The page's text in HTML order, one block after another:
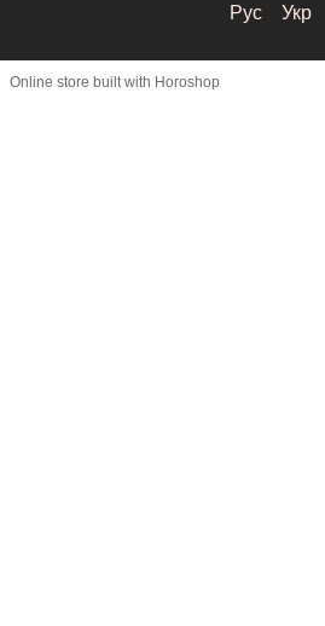
Рус Укр
Online store built with Horoshop